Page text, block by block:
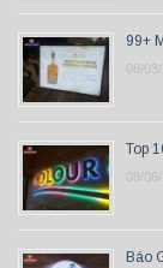
99+
08/03/
Top
08/
Báo